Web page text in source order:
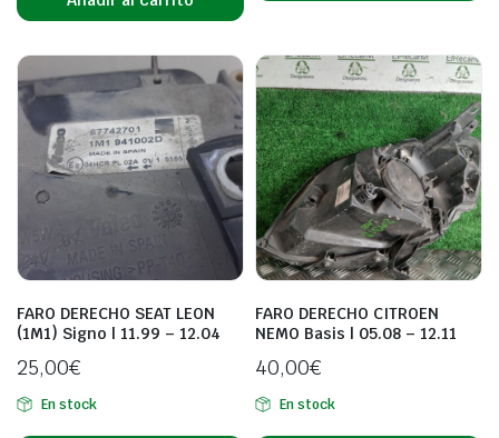
FARO DERECHO SEAT LEON
(1M1) Signo | 11.99 – 12.04
25,00€
En stock
FARO DERECHO CITROEN
NEMO Basis | 05.08 – 12.11
40,00€
En stock